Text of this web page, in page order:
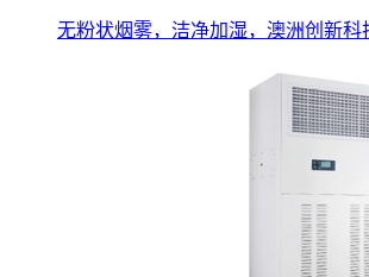
无粉状烟雾，洁净加湿，澳洲创新科